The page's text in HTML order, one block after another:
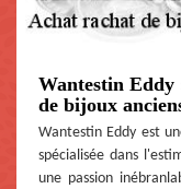
Wantestin Eddy
de bijoux
Wantestin Eddy est
spécialisée dans
une passion